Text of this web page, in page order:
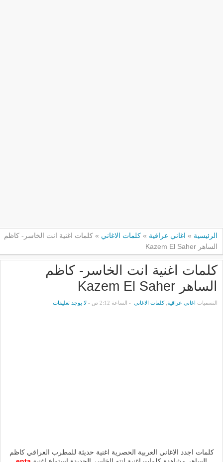
الرئيسية » اغاني عراقية » كلمات الاغاني » كلمات اغنية انت الخاسر- كاظم
الساهر Kazem El Saher
كلمات اغنية انت الخاسر- كاظم
الساهر Kazem El Saher
التسميات اغاني عراقية ,كلمات الاغاني - الساعة 2:12 ص - لا يوجد تعليقات
كلمات اجدد الاغاني العربية الحصرية اغنية حديثة للمطرب العراقي كاظم